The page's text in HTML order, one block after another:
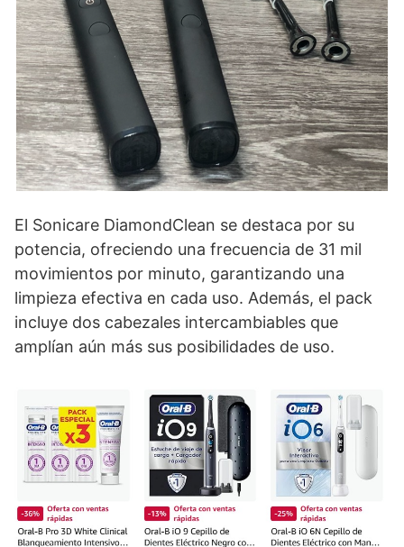
El Sonicare DiamondClean se destaca por su
potencia, ofreciendo una frecuencia de 31 mil
movimientos por minuto, garantizando una
limpieza efectiva en cada uso. Además, el pack
incluye dos cabezales intercambiables que
amplían aún más sus posibilidades de uso.